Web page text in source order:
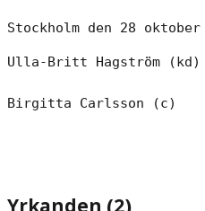
Stockholm den 28 oktober
Ulla-Britt Hagström (kd)
Birgitta Carlsson (c)
Yrkanden (2)